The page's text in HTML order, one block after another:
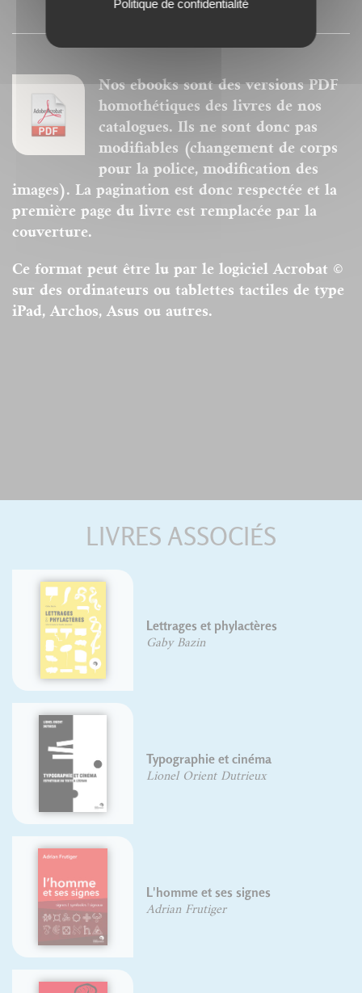
PRESSE
Nos ebooks sont des versions PDF
homothétiques des livres de nos
catalogues. Ils ne sont donc pas
modifiables (changement de corps
pour la police, modification des
images). La pagination est donc respectée et la
première page du livre est remplacée par la
couverture.
Ce format peut être lu par le logiciel Acrobat ©
sur des ordinateurs ou tablettes tactiles de type
iPad, Archos, Asus ou autres.
LIVRES ASSOCIÉS
Lettrages et phylactères
Gaby Bazin
Typographie et cinéma
Lionel Orient Dutrieux
L'homme et ses signes
Adrian Frutiger
Politique de confidentialité